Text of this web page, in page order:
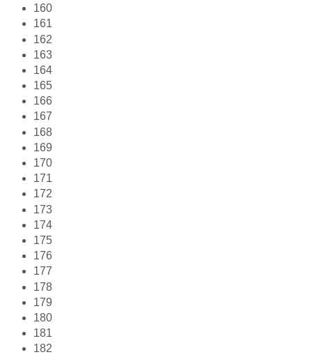
160
161
162
163
164
165
166
167
168
169
170
171
172
173
174
175
176
177
178
179
180
181
182